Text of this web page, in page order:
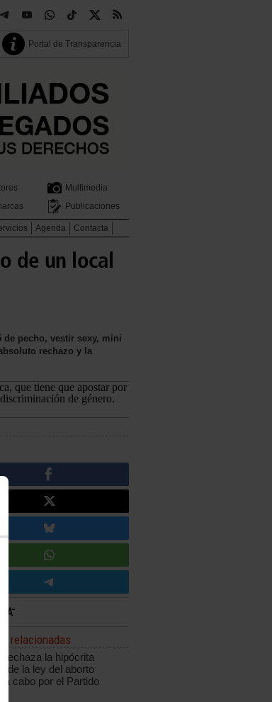
Portal de Transparencia
Multimedia
Publicaciones
Agenda Contacta
de un local
pecho, vestir sexy, mini
rechazo y la
que tiene que apostar por
de género.
relacionadas
rechaza la hipócrita
de la ley del aborto
a cabo por el Partido